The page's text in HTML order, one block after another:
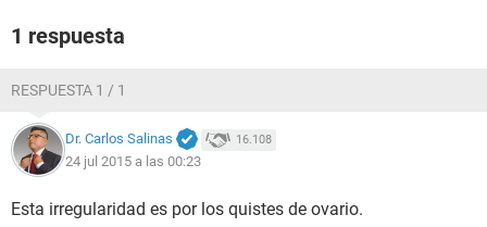
1 respuesta
RESPUESTA 1 / 1
Dr. Carlos Salinas 16.108
24 jul 2015 a las 00:23
Esta irregularidad es por los quistes de ovario.